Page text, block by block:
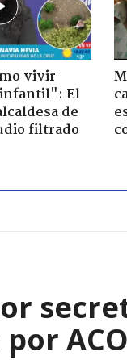
vivir
infantil": El
de
filtrado